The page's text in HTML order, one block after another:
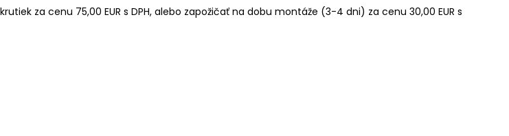
za cenu 75,00 EUR s DPH, alebo zapožičať na dobu montáže (3-4 dni) za cenu 30,00 EUR s